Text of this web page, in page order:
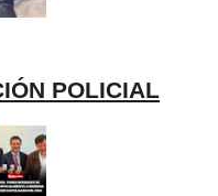
POLICIAL